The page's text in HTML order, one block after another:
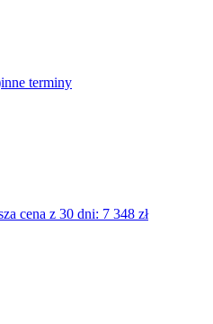
inne terminy
cena z 30 dni: 7 348 zł